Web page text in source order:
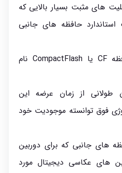
های مثبت بسیار بالایی که
حافظه های جانبی
تکنولوژی فوق کارت حافظه CF یا CompactFlash نام
طولانی از زمان عرضه این
فوق توانسته موجودیت خود
های جانبی که برای دوربین
های عکاسی دیجیتال مورد